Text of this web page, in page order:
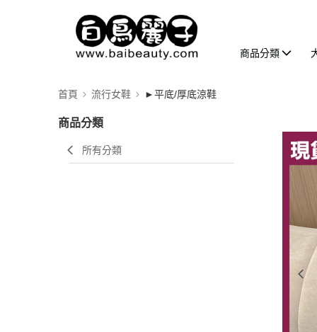
商品分類
首頁 流行女鞋 ►平底/厚底涼鞋
商品分類
所有分類